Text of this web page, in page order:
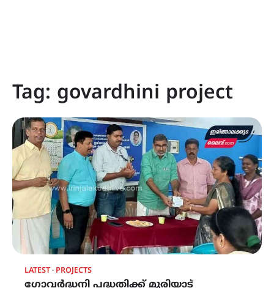
Tag: govardhini project
LATEST PROJECTS
ഗോവര്‍ദ്ധനി പദ്ധതിക്ക് മുരിയാട്